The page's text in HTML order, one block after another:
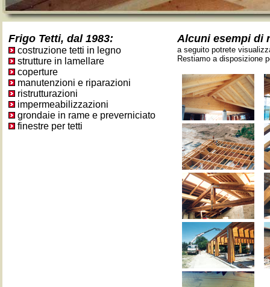
Frigo Tetti, dal 1983:
costruzione tetti in legno
strutture in lamellare
coperture
manutenzioni e riparazioni
ristrutturazioni
impermeabilizzazioni
grondaie in rame e preverniciato
finestre per tetti
Alcuni esempi di
a seguito potrete
Restiamo a disposizione